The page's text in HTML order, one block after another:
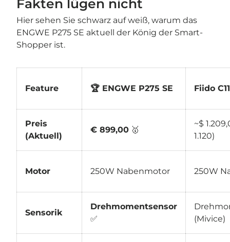
Fakten lügen nicht
Hier sehen Sie schwarz auf weiß, warum das
ENGWE P275 SE aktuell der König der Smart-
Shopper ist.
Feature 🏆 ENGWE P275 SE Fiido
Preis
(Aktuell)
€ 899,00 🥇
~$
1.120)
Motor 250W Nabenmotor 250W
Sensorik
Drehmomentsensor
✅
(Mivice)